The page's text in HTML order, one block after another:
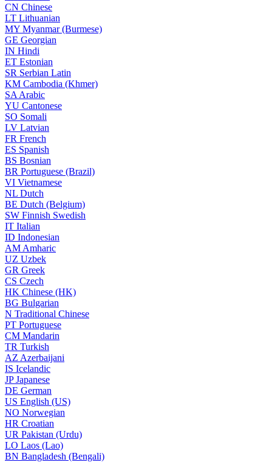
CN Chinese
LT Lithuanian
MY Myanmar (Burmese)
GE Georgian
IN Hindi
ET Estonian
SR Serbian Latin
KM Cambodia (Khmer)
SA Arabic
YU Cantonese
SO Somali
LV Latvian
FR French
ES Spanish
BS Bosnian
BR Portuguese (Brazil)
VI Vietnamese
NL Dutch
BE Dutch (Belgium)
SW Finnish Swedish
IT Italian
ID Indonesian
AM Amharic
UZ Uzbek
GR Greek
CS Czech
HK Chinese (HK)
BG Bulgarian
N Traditional Chinese
PT Portuguese
CM Mandarin
TR Turkish
AZ Azerbaijani
IS Icelandic
JPJapanese
DE German
US English (US)
NO Norwegian
HR Croatian
UR Pakistan (Urdu)
LO Laos (Lao)
BN Bangladesh (Bengali)